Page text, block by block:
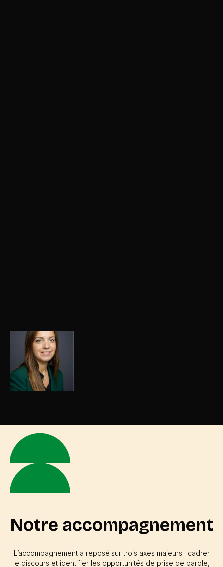
Notre accompagnement
L’accompagnement a reposé sur trois axes majeurs : cadrer
le discours et identifier les opportunités de prise de parole,